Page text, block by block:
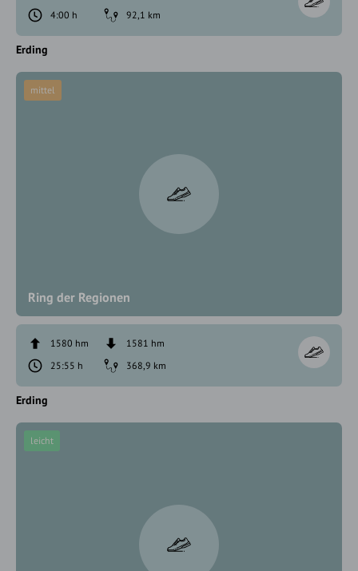
4:00 h
92,1 km
Erding
Ring der Regionen
mittel
1580 hm
1581 hm
25:55 h
368,9 km
Erding
leicht